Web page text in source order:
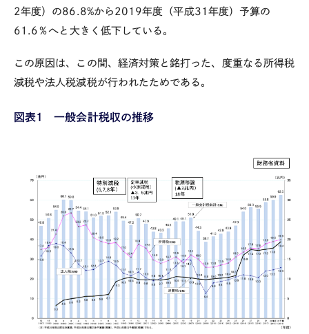
2年度）の86.8%から 2019年度（平成31 年度）予算の
61.6 ％へと大きく低下している。
この原因は、この間、経済対策と銘打った、度重なる所得税
減税や法人税減税が行われたためである。
図表１ 一般会計税収の推移